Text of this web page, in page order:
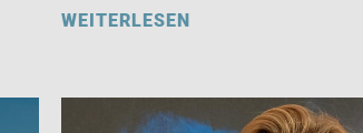
WEITERLESEN